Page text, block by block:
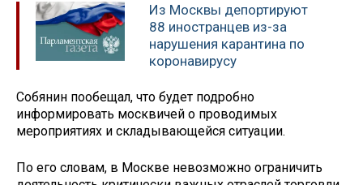
Из Москвы депортируют
88 иностранцев из-за
нарушения карантина по
коронавирусу
Собянин пообещал, что будет подробно
информировать москвичей о проводимых
мероприятиях и складывающейся ситуации.
По его словам, в Москве невозможно ограничить